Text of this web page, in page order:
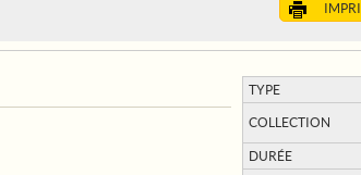
TYPE
COLLECTION
DURÉE